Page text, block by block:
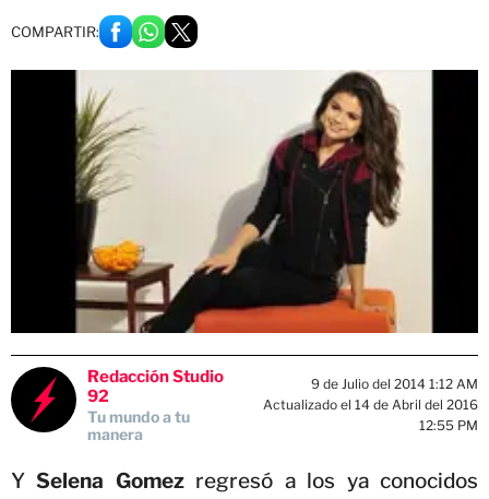
COMPARTIR:
Redacción Studio
92
Tu mundo a tu
manera
9 de Julio del 2014 1:12 AM
Actualizado el 14 de Abril del 2016
12:55 PM
YSelena Gomezregresó a los ya conocidos